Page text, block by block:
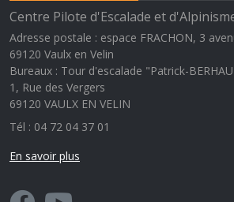
Centre Pilote d'Escalade et
Adresse postale : espace FRACHON, 3
69120 Vaulx en Velin
Bureaux : Tour d'escalade "Patrick-
1, Rue des Vergers
69120 VAULX EN VELIN
Tél : 04 72 04 37 01
En savoir plus